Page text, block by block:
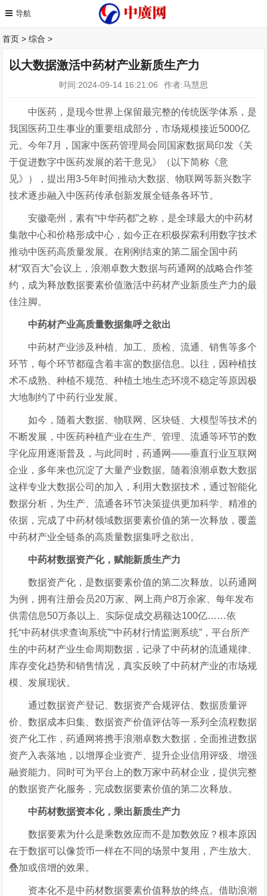
首页 >综合 >
以大数据激活中药材产业新质生产力
时间:2024-09-14 16:21:06 作者:马慧思
中医药，是现今世界上保留最完整的传统医学体系，是
我国医药卫生事业的重要组成部分，市场规模接近5000亿
元。今年7月，国家中医药管理局会同国家数据局印发《关
于促进数字中医药发展的若干意见》（以下简称《意
见》），提出用3-5年时间推动大数据、物联网等新兴数字
技术逐步融入中医药传承创新发展全链条各环节。
安徽亳州，素有“中华药都”之称，是全球最大的中药材
集散中心和价格形成中心，如今正在积极探索利用数字技术
推动中医药高质量发展。在刚刚结束的第二届全国中药
材“双百大”会议上，浪潮卓数大数据与药通网的战略合作签
约，成为释放数据要素价值激活中药材产业新质生产力的最
佳注脚。
中药材产业高质量数据集呼之欲出
中药材产业涉及种植、加工、质检、流通、销售等多个
环节，每个环节都蕴含着丰富的数据信息。以往，因种植技
术不成熟、种植不规范、种植土地生态环境不稳定等原因极
大地制约了中药行业发展。
如今，随着大数据、物联网、区块链、大模型等技术的
不断发展，中医药种植产业在生产、管理、流通等环节的数
字化应用逐渐普及，与此同时，药通网——垂直行业互联网
企业，多年来也沉淀了大量产业数据。随着浪潮卓数大数据
这样专业大数据公司的加入，利用大数据技术，通过智能化
数据分析，为生产、流通各环节决策提供更加科学、精准的
依据，完成了中药材领域数据要素价值的第一次释放，覆盖
中药材产业全链条的高质量数据集呼之欲出。
中药材数据资产化，赋能新质生产力
数据资产化，是数据要素价值的第二次释放。以药通网
为例，拥有注册会员20万家、网上商户8万余家、每年发布
供需信息50万条以上、实际促成交易额达100亿……依
托“中药材供求查询系统”“中药材行情监测系统” ，平台所产
生的中药材产业生命周期数据，记录了中药材的流通规律、
库存变化趋势和销售情况，真实反映了中药材产业的市场规
模、发展现状。
通过数据资产登记、数据资产合规评估、数据质量评
价、数据成本归集、数据资产价值评估等一系列全流程数据
资产化工作，药通网将携手浪潮卓数大数据，全面推进数据
资产入表落地，以增厚企业资产、提升企业信用评级、增强
融资能力。同时可为平台上的数万家中药材企业，提供完整
的数据资产化服务，完成数据要素价值的第二次释放。
中药材数据资本化，乘出新质生产力
数据要素为什么是乘数效应而不是加数效应？根本原因
在于数据可以像货币一样在不同的场景中复用，产生放大、
叠加或倍增的效果。
资本化不是中药材数据要素价值释放的终点。借助浪潮